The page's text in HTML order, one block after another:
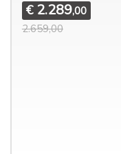
€ 2.289,00
2.659,00